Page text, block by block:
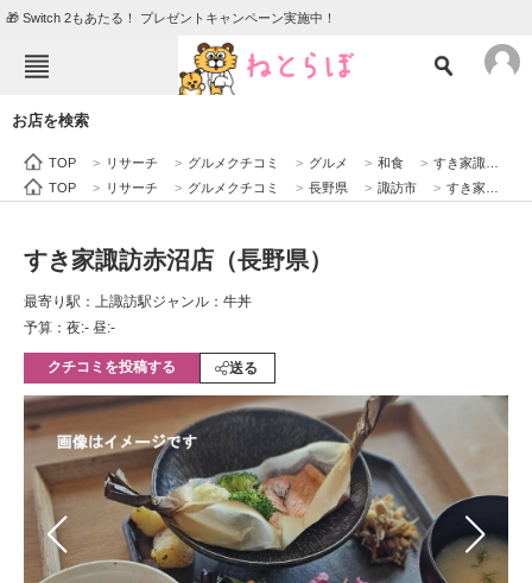
🎁 Switch 2もあたる！ プレゼントキャンペーン実施中！
エンタメ クイズ
住まい 教育・育児
動物
会員記事
メディア
注目記事を集めた総合ページ
ITの今と未来を見通す
スマホと通信の最新トレンド
お店を検索
TOP > リサーチ > グルメクチコミ > グルメ > 和食 > すき家諏訪赤沼店（長野県）
TOP
> リサーチ > グルメクチコミ > 長野県 > 諏訪市 > すき家諏訪赤沼店（長野県）
すき家諏訪赤沼店（長野県）
最寄り駅：上諏訪駅ジャンル：牛丼
予算：夜:‐ 昼:‐
クチコミを投稿する 送る